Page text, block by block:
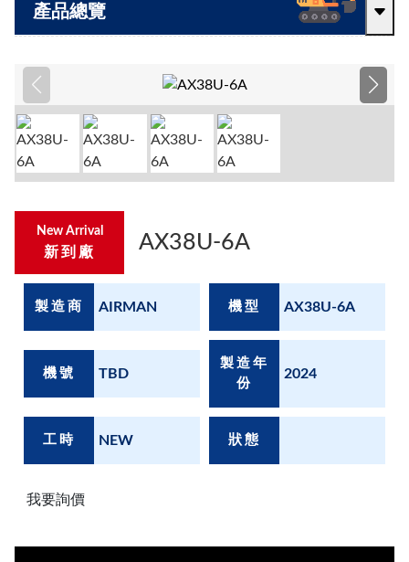
產品總覽
New Arrival
新到廠 AX38U-6A
製造商 AIRMAN 機型 AX38U-6A
機號 TBD
製造年
份
2024
工時 NEW 狀態
我要詢價